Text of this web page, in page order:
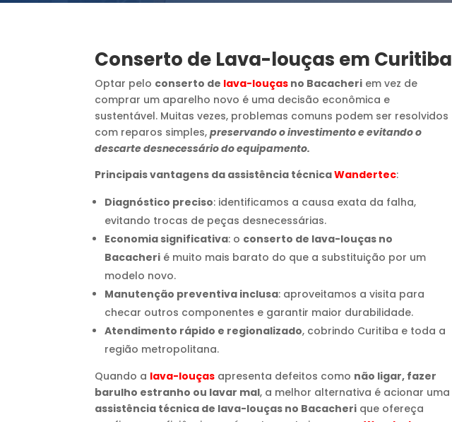
Conserto de Lava-louças em Curitiba
Optar pelo conserto de lava-louças no Bacacheri em vez de
comprar um aparelho novo é uma decisão econômica e
sustentável. Muitas vezes, problemas comuns podem ser resolvidos
com reparos simples,preservando o investimento e evitando o
descarte desnecessário do equipamento.
Principais vantagens da assistência técnicaWandertec:
Diagnóstico preciso: identificamos a causa exata da falha,
evitando trocas de peças desnecessárias.
Economia significativa: o conserto de lava-louças no
Bacacheri é muito mais barato do que a substituição por um
modelo novo.
Manutenção preventiva inclusa: aproveitamos a visita para
checar outros componentes e garantir maior durabilidade.
Atendimento rápido e regionalizado, cobrindo Curitiba e toda a
região metropolitana.
Quando a lava-louças apresenta defeitos como não ligar, fazer
barulho estranho ou lavar mal, a melhor alternativa é acionar uma
assistência técnica de lava-louças no Bacacheri que ofereça